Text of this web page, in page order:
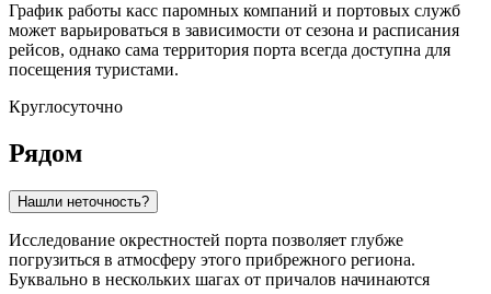
График работы касс паромных компаний и портовых служб
может варьироваться в зависимости от сезона и расписания
рейсов, однако сама территория порта всегда доступна для
посещения туристами.
Круглосуточно
Рядом
Нашли неточность?
Исследование окрестностей порта позволяет глубже
погрузиться в атмосферу этого прибрежного региона.
Буквально в нескольких шагах от причалов начинаются